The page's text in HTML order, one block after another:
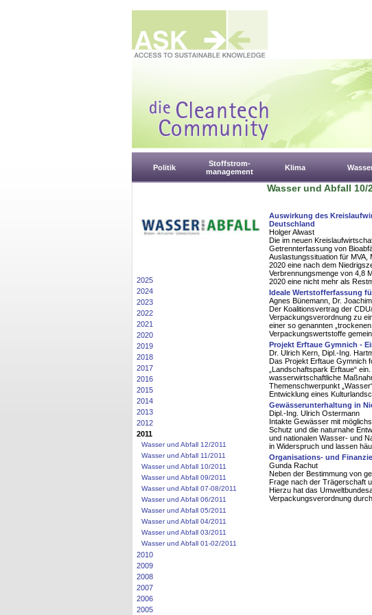
Politik
Stoffstrom-
management
Klima
2025
2024
2023
2022
2021
2020
2019
2018
2017
2016
2015
2014
2013
2012
2011
Wasser und Abfall 12/2011
Wasser und Abfall 11/2011
Wasser und Abfall 10/2011
Wasser und Abfall 09/2011
Wasser und Abfall 07-08/2011
Wasser und Abfall 06/2011
Wasser und Abfall 05/2011
Wasser und Abfall 04/2011
Wasser und Abfall 03/2011
Wasser und Abfall 01-02/2011
2010
2009
2008
2007
2006
2005
Wasser und Abfall 10/
Auswirkung des
Deutschland
Holger Alwast
Die im neuen
Getrennterfassung von
Auslastungssituation für MVA,
2020 eine nach dem
Verbrennungsmenge von 4,8
2020 eine nicht mehr als
Ideale Wertstofferfassung
Agnes Bünemann, Dr.
Der Koalitionsvertrag der
Verpackungsverordnung zu
einer so genannten
Verpackungswertstoffe
Projekt Erftaue Gymnich -
Dr. Ulrich Kern, Dipl.-Ing.
Das Projekt Erftaue Gymnich
„Landschaftspark Erftaue“
wasserwirtschaftliche
Themenschwerpunkt
Entwicklung eines
Gewässerunterhaltung in
Dipl.-Ing. Ulrich Ostermann
Intakte Gewässer mit
Schutz und die naturnahe
und nationalen Wasser- und
in Widerspruch und lassen
Organisations- und
Gunda Rachut
Neben der Bestimmung von
Frage nach der Trägerschaft
Hierzu hat das
Verpackungsverordnung